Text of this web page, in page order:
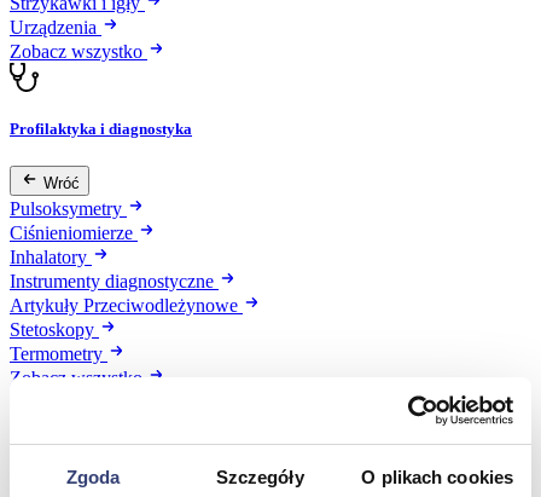
Zgoda Szczegóły O plikach cookies
Urządzenia
Zobacz wszystko
Profilaktyka i diagnostyka
Wróć
Pulsoksymetry
Ciśnieniomierze
Inhalatory
Instrumenty diagnostyczne
Artykuły Przeciwodleżynowe
Stetoskopy
Termometry
Zobacz wszystko